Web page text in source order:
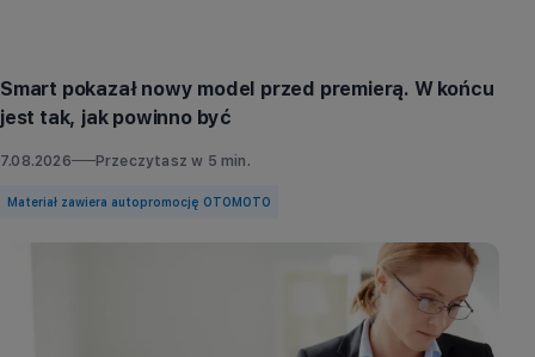
Smart pokazał nowy model przed premierą. W końcu
jest tak, jak powinno być
7.08.2026 Przeczytasz w 5 min.
Materiał zawiera autopromocję OTOMOTO